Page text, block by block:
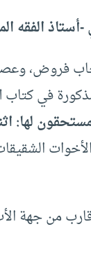
الفقه
فروض،
في كتاب
لها:
من جهة